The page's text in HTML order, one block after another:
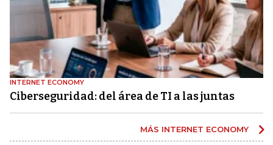
INTERNET ECONOMY
Ciberseguridad: del área de TI a las juntas
MÁS INTERNET ECONOMY